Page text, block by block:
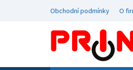
Obchodní podmínky O